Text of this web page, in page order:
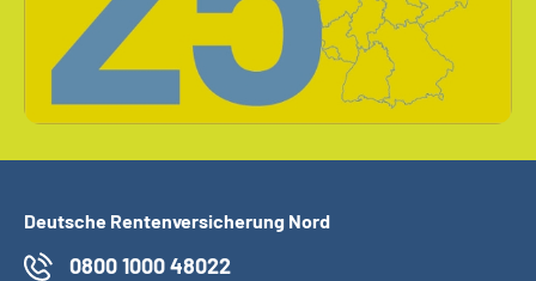
Deutsche Rentenversicherung Nord
0800 1000 48022